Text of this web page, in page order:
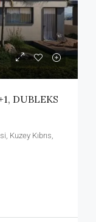
DUBLEKS
Kuzey Kıbrıs,